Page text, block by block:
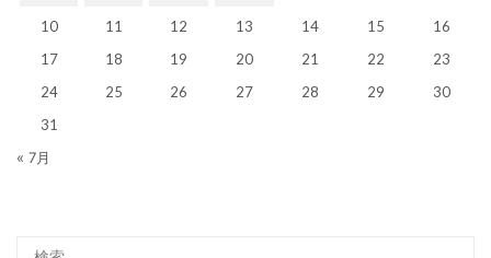
10
11 12 13 14 15
16
17
18 19 20 21 22
23
24
25 26 27 28 29
30
31
« 7月